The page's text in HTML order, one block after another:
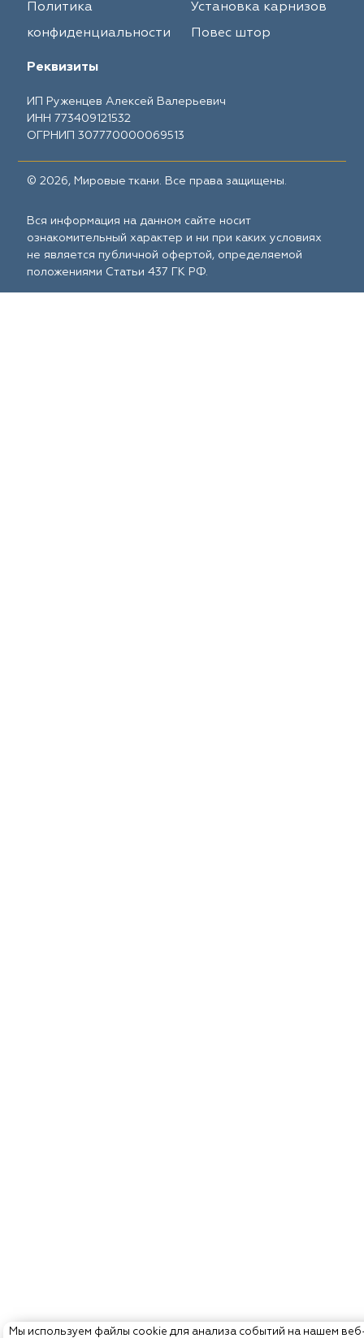
Мы используем файлы cookie для анализа событий на нашем
Политика
конфиденциальности
Установка карнизов
Повес штор
Реквизиты
ИП Руженцев Алексей Валерьевич
ИНН 773409121532
ОГРНИП 307770000069513
© 2026, Мировые ткани. Все права защищены.
Вся информация на данном сайте носит
ознакомительный характер и ни при каких условиях
не является публичной офертой, определяемой
положениями Статьи 437 ГК РФ.